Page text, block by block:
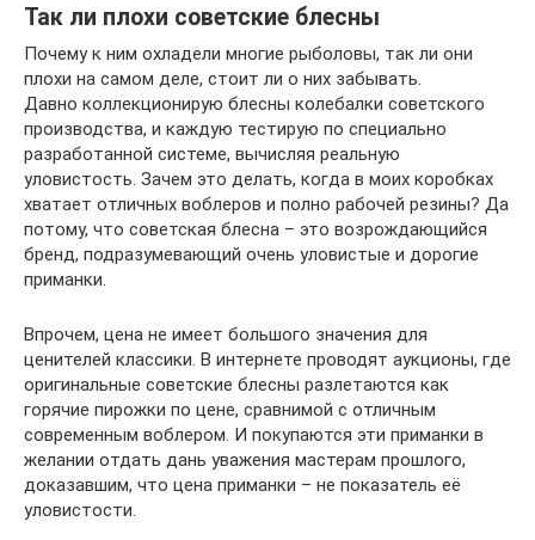
Так ли плохи советские блесны
Почему к ним охладели многие рыболовы, так ли они
плохи на самом деле, стоит ли о них забывать.
Давно коллекционирую блесны колебалки советского
производства, и каждую тестирую по специально
разработанной системе, вычисляя реальную
уловистость. Зачем это делать, когда в моих коробках
хватает отличных воблеров и полно рабочей резины? Да
потому, что советская блесна – это возрождающийся
бренд, подразумевающий очень уловистые и дорогие
приманки.
Впрочем, цена не имеет большого значения для
ценителей классики. В интернете проводят аукционы, где
оригинальные советские блесны разлетаются как
горячие пирожки по цене, сравнимой с отличным
современным воблером. И покупаются эти приманки в
желании отдать дань уважения мастерам прошлого,
доказавшим, что цена приманки – не показатель её
уловистости.